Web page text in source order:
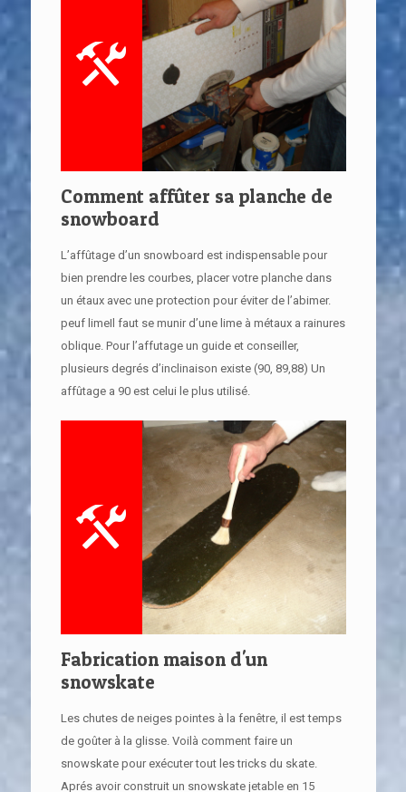
Comment affûter sa planche de
snowboard
L’affûtage d’un snowboard est indispensable pour
bien prendre les courbes, placer votre planche dans
un étaux avec une protection pour éviter de l’abimer.
peuf limeIl faut se munir d’une lime à métaux a rainures
oblique. Pour l’affutage un guide et conseiller,
plusieurs degrés d’inclinaison existe (90, 89,88) Un
affûtage a 90 est celui le plus utilisé.
Fabrication maison d'un
snowskate
Les chutes de neiges pointes à la fenêtre, il est temps
de goûter à la glisse. Voilà comment faire un
snowskate pour exécuter tout les tricks du skate.
Aprés avoir construit un snowskate jetable en 15